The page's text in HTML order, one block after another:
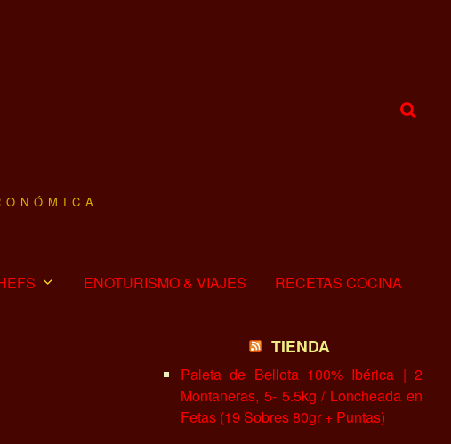
ENOTURISMO & VIAJES RECETAS COCINA
TIENDA
Paleta de Bellota 100% Ibérica | 2
Montaneras, 5- 5.5kg / Loncheada en
Fetas (19 Sobres 80gr + Puntas)